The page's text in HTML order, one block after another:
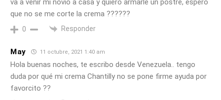
va a venir mi novio a casa y quiero armarle un postre, espero
que no se me corte la crema ??????
0 Responder
May 11 octubre, 2021 1:40 am
Hola buenas noches, te escribo desde Venezuela.. tengo
duda por qué mi crema Chantilly no se pone firme ayuda por
favorcito ??